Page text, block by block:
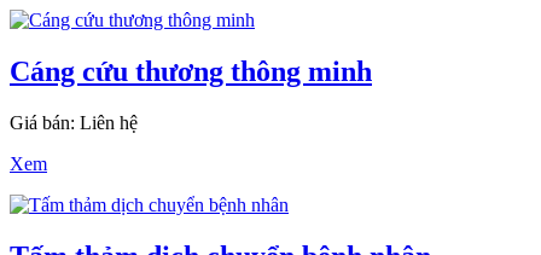
Cáng cứu thương thông minh
Giá bán: Liên hệ
Xem